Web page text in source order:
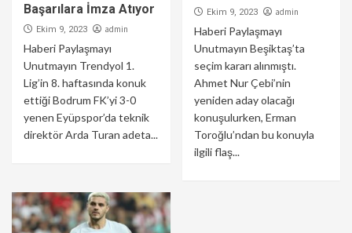
Başarılara İmza Atıyor
Ekim 9, 2023 admin
Haberi Paylaşmayı
Unutmayın Trendyol 1.
Lig’in 8. haftasında konuk
ettiği Bodrum FK’yi 3-0
yenen Eyüpspor’da teknik
direktör Arda Turan adeta...
Ekim 9, 2023 admin
Haberi Paylaşmayı
Unutmayın Beşiktaş’ta
seçim kararı alınmıştı.
Ahmet Nur Çebi’nin
yeniden aday olacağı
konuşulurken, Erman
Toroğlu’ndan bu konuyla
ilgili flaş...